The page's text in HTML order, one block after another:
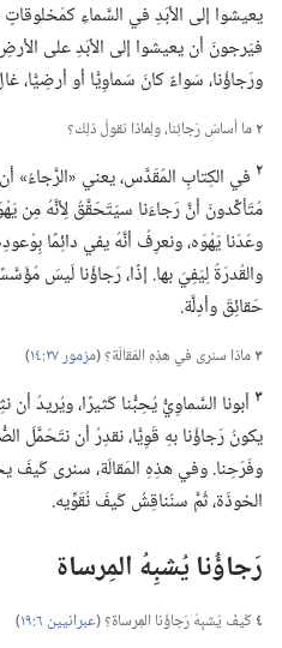
يعيشوا إلى الأبَدِ في السَّماءِ
فيَرجونَ أن يعيشوا إلى الأبَدِ على
ورَجاؤُنا،‏ سَواءٌ كانَ سَماوِيًّا أو أرضِيًّا،‏
٢ما أساسُ رَجائِنا،‏ ولِماذا نقولُ ذلِك؟‏
٢ في الكِتابِ المُقَدَّس،‏ يعني
مُتَأكِّدونَ أنَّ رَجاءَنا سيَتَحَقَّقُ لِأنَّهُ مِن
وعَدَنا يَهْوَه،‏ ونعرِفُ أنَّهُ يفي دائِمًا
والقُدرَةُ لِيَفِيَ بها.‏ إذًا،‏ رَجاؤُنا لَيسَ
حَقائِقَ وأدِلَّة.‏
٣ماذا سنرى في هذِهِ المَقالَة؟‏ (‏مزمور ٢٧:‏١٤
‏)‏
٣ أبونا السَّماوِيُّ يُحِبُّنا كَثيرًا،‏ ويُريدُ أن
يكونُ رَجاؤُنا بهِ قَوِيًّا،‏ نقدِرُ أن نتَحَمَّلَ
وفَرَحِنا.‏ وفي هذِهِ المَقالَة،‏ سنرى كَيفَ
الخوذَة،‏ ثُمَّ سنُناقِشُ كَيفَ نُقَوِّيه.‏
رَجاؤُنا يُشبِهُ المِرساة
٤كَيفَ يُشبِهُ رَجاؤُنا المِرساة؟‏ (‏عبرانيين ٦:‏١٩
‏)‏